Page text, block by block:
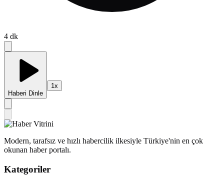
4 dk
Haberi Dinle
1 x
Modern, tarafsız ve hızlı habercilik ilkesiyle Türkiye'nin en çok
okunan haber portalı.
Kategoriler